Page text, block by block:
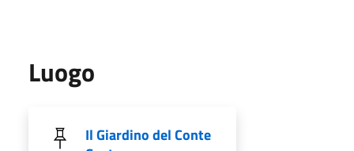
Luogo
Il Giardino del Conte